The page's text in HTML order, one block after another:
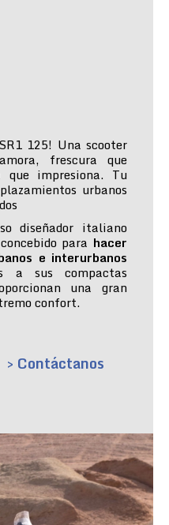
125! Una scooter
frescura que
impresiona. Tu
urbanos
diseñador italiano
para hacer
e interurbanos
a sus compactas
una gran
confort.
> Contáctanos